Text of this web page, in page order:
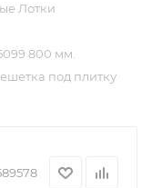
Лотки
800 мм.
под плитку